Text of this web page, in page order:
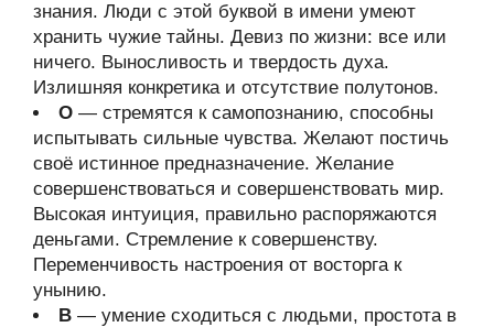
знания. Люди с этой буквой в имени умеют
хранить чужие тайны. Девиз по жизни: все или
ничего. Выносливость и твердость духа.
Излишняя конкретика и отсутствие полутонов.
О — стремятся к самопознанию, способны
испытывать сильные чувства. Желают постичь
своё истинное предназначение. Желание
совершенствоваться и совершенствовать мир.
Высокая интуиция, правильно распоряжаются
деньгами. Стремление к совершенству.
Переменчивость настроения от восторга к
унынию.
В — умение сходиться с людьми, простота в